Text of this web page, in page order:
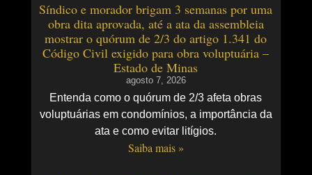
Síndico e morador brigam 3 semanas por uma
obra dita aprovada, até a ata da assembleia
mostrar o quórum de 2/3 do artigo 1.341 do
Código Civil exigido para obra voluptuária –
Estado de Minas
agosto 7, 2026
Entenda como o quórum de 2/3 afeta obras
voluptuárias em condomínios, a importância da
ata e como evitar litígios.
Saiba mais »